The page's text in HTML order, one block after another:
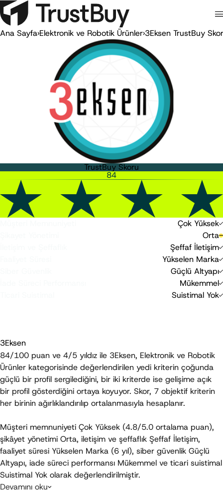
Ana Sayfa›Elektronik ve Robotik Ürünler›3Eksen TrustBuy
TrustBuy Skoru
84
Çok Yüksek
0 20
Orta
20
Şeffaf İletişim
20
Yükselen Marka
0 20
Güçlü Altyapı
0 20
Mükemmel
0
Suistimal Yok
0
3Eksen
84/100 puan ve 4/5 yıldız ile 3Eksen, Elektronik ve Robotik
Ürünler kategorisinde değerlendirilen yedi kriterin çoğunda
güçlü bir profil sergilediğini, bir iki kriterde ise gelişime açık
bir profil gösterdiğini ortaya koyuyor. Skor, 7 objektif kriterin
her birinin ağırlıklandırılıp ortalanmasıyla hesaplanır.
Müşteri memnuniyeti Çok Yüksek (4.8/5.0 ortalama puan),
şikâyet yönetimi Orta, iletişim ve şeffaflık Şeffaf İletişim,
faaliyet süresi Yükselen Marka (6 yıl), siber güvenlik Güçlü
Altyapı, iade süreci performansı Mükemmel
Suistimal Yok olarak değerlendirilmiştir.
Devamını oku